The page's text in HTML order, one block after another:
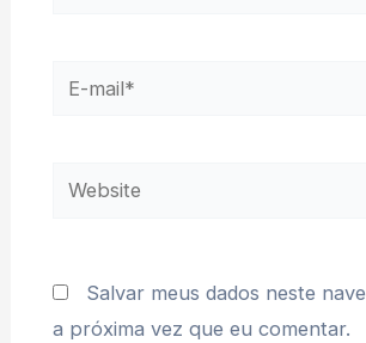
E-
Website
Salvar meus dados neste
a próxima vez que eu comentar.